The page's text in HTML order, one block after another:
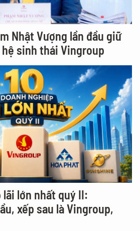
Nhật Vượng lần đầu giữ
sinh thái Vingroup
lãi lớn nhất quý II:
xếp sau là Vingroup,